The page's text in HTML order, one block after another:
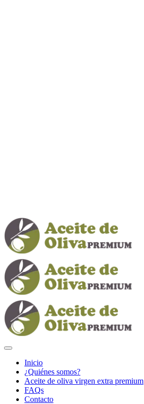
Inicio
¿Quiénes somos?
Aceite de oliva virgen extra premium
FAQs
Contacto